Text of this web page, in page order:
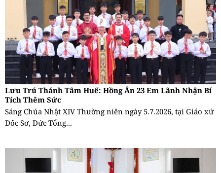
Lưu Trú Thánh Tâm Huế: Hồng Ân 23 Em Lãnh Nhận Bí
Tích Thêm Sức
Sáng Chúa Nhật XIV Thường niên ngày 5.7.2026, tại Giáo xứ
Đốc Sơ, Đức Tổng...